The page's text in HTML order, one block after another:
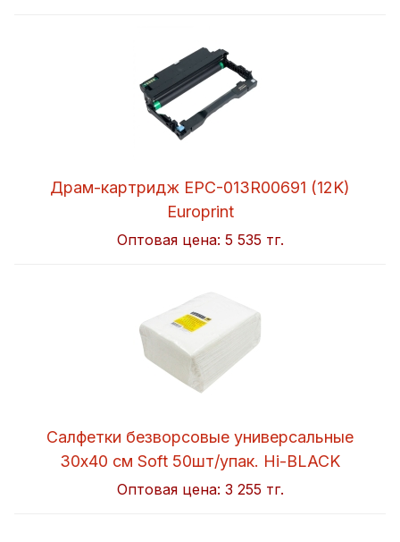
Драм-картридж EPC-013R00691 (12K)
Europrint
Оптовая цена: 5 535 тг.
Салфетки безворсовые универсальные
30x40 см Soft 50шт/упак. Hi-BLACK
Оптовая цена: 3 255 тг.